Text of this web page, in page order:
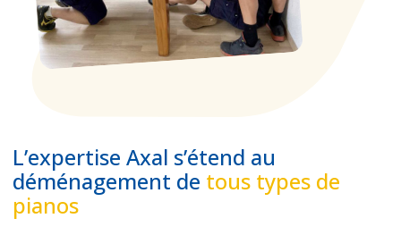
L’expertise Axal s’étend au
déménagement de tous types de
pianos